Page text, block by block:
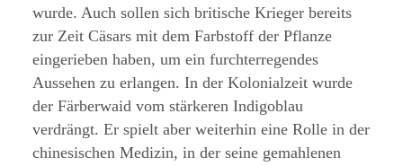
wurde. Auch sollen sich britische Krieger bereits
zur Zeit Cäsars mit dem Farbstoff der Pflanze
eingerieben haben, um ein furchterregendes
Aussehen zu erlangen. In der Kolonialzeit wurde
der Färberwaid vom stärkeren Indigoblau
verdrängt. Er spielt aber weiterhin eine Rolle in der
chinesischen Medizin, in der seine gemahlenen